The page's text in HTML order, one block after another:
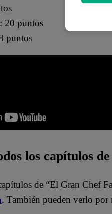
20 puntos
puntos
los capítulos
de “El Gran Chef
. También pueden verlo por